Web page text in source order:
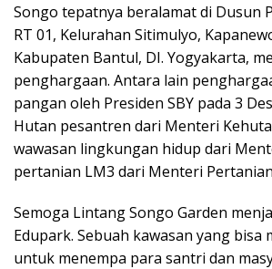
Songo tepatnya beralamat di Dusun
RT 01, Kelurahan Sitimulyo,
Kabupaten Bantul, DI. Yogyakarta,
penghargaan. Antara lain
pangan oleh Presiden SBY pada 3
Hutan pesantren dari Menteri
wawasan lingkungan hidup dari
pertanian LM3 dari Menteri
Semoga Lintang Songo Garden
Edupark. Sebuah kawasan yang bisa
untuk menempa para santri dan